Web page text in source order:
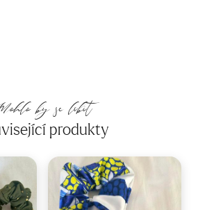
by se líbit
produkty